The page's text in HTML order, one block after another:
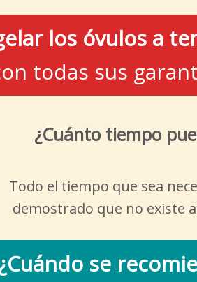
los óvulos a
todas sus
¿Cuánto tiempo
Todo el tiempo que sea
demostrado que no existe
se